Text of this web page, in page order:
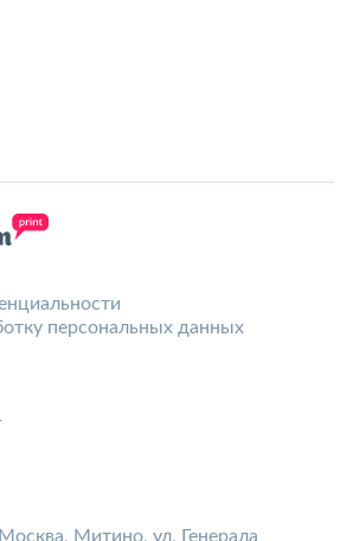
персональных данных
Митино, ул. Генерала